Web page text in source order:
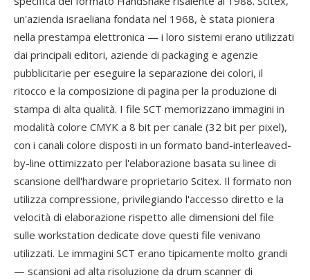
un'azienda israeliana fondata nel 1968, è stata pioniera
nella prestampa elettronica — i loro sistemi erano utilizzati
dai principali editori, aziende di packaging e agenzie
pubblicitarie per eseguire la separazione dei colori, il
ritocco e la composizione di pagina per la produzione di
stampa di alta qualità. I file SCT memorizzano immagini in
modalità colore CMYK a 8 bit per canale (32 bit per pixel),
con i canali colore disposti in un formato band-interleaved-
by-line ottimizzato per l'elaborazione basata su linee di
scansione dell'hardware proprietario Scitex. Il formato non
utilizza compressione, privilegiando l'accesso diretto e la
velocità di elaborazione rispetto alle dimensioni del file
sulle workstation dedicate dove questi file venivano
utilizzati. Le immagini SCT erano tipicamente molto grandi
— scansioni ad alta risoluzione da drum scanner di